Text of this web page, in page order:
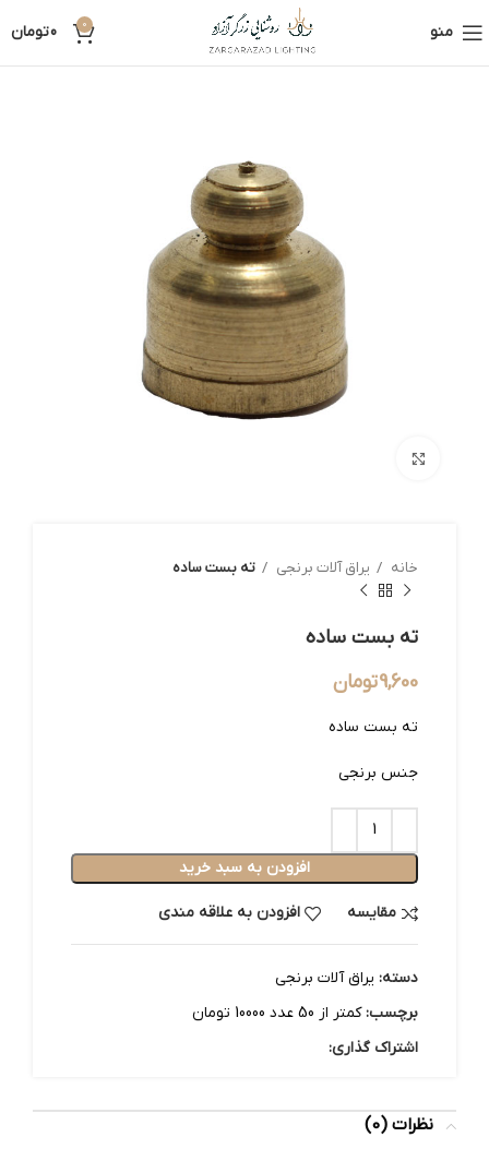
منو 0
0تومان
خانه یراق آلات برنجی ته بست ساده
ته بست ساده
9,600تومان
ته بست ساده
جنس برنجی
افزودن به سبد خرید
مقایسه افزودن به علاقه مندی
دسته: یراق آلات برنجی
برچسب: کمتر از 50 عدد 10000 تومان
اشتراک گذاری:
نظرات (0)